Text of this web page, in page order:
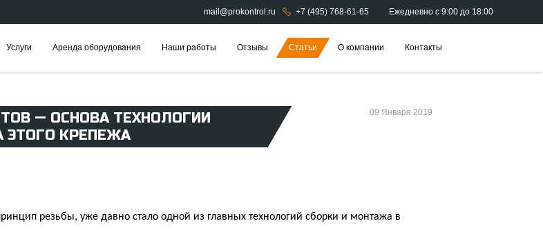
mail@prokontrol.ru +7 (495) 768-61-65 Ежедневно с 9:00 до 18:00
Услуги Аренда оборудования Наши работы Отзывы Статьи О компании Контакты
— ОСНОВА ТЕХНОЛОГИИ
ЭТОГО КРЕПЕЖА
09 Января 2019
резьбы, уже давно стало одной из главных технологий сборки и монтажа в